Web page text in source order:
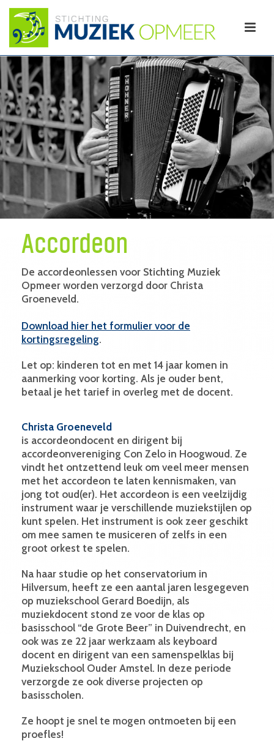
Accordeon
De accordeonlessen voor Stichting Muziek
Opmeer worden verzorgd door Christa
Groeneveld.
Download hier het formulier voor de
kortingsregeling.
Let op: kinderen tot en met 14 jaar komen in
aanmerking voor korting. Als je ouder bent,
betaal je het tarief in overleg met de docent.
Christa Groeneveld
is accordeondocent en dirigent bij
accordeonvereniging Con Zelo in Hoogwoud. Ze
vindt het ontzettend leuk om veel meer mensen
met het accordeon te laten kennismaken, van
jong tot oud(er). Het accordeon is een veelzijdig
instrument waar je verschillende muziekstijlen op
kunt spelen. Het instrument is ook zeer geschikt
om mee samen te musiceren of zelfs in een
groot orkest te spelen.
Na haar studie op het conservatorium in
Hilversum, heeft ze een aantal jaren lesgegeven
op muziekschool Gerard Boedijn, als
muziekdocent stond ze voor de klas op
basisschool “de Grote Beer” in Duivendrecht, en
ook was ze 22 jaar werkzaam als keyboard
docent en dirigent van een samenspelklas bij
Muziekschool Ouder Amstel. In deze periode
verzorgde ze ook diverse projecten op
basisscholen.
Ze hoopt je snel te mogen ontmoeten bij een
proefles!